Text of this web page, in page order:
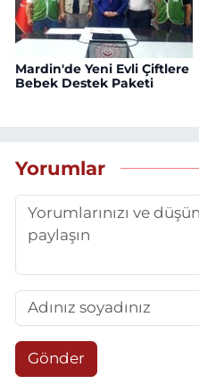
Mardin'de Yeni Evli Çiftlere
Bebek Destek Paketi
Yorumlar
Gönder